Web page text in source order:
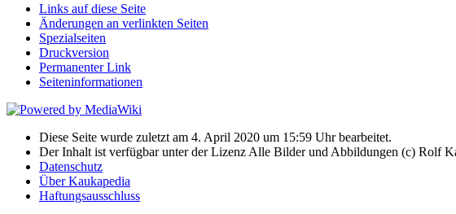
Links auf diese Seite
Änderungen an verlinkten Seiten
Spezialseiten
Druckversion
Permanenter Link
Seiten­informationen
Diese Seite wurde zuletzt am 4. April 2020 um 15:59 Uhr bearbeitet.
Der Inhalt ist verfügbar unter der Lizenz Alle Bilder und Abbildungen (c) Rolf
Datenschutz
Über Kaukapedia
Haftungsausschluss